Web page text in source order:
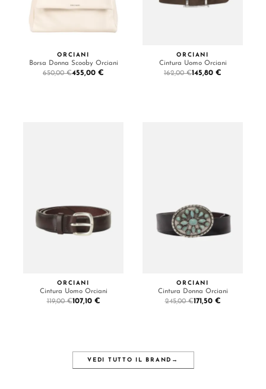
ORCIANI
Borsa Donna Scooby Orciani
650,00 €455,00 €
ORCIANI
Cintura Uomo Orciani
162,00 €145,80 €
ORCIANI
Cintura Uomo Orciani
119,00 €107,10 €
ORCIANI
Cintura Donna Orciani
245,00 €171,50 €
VEDI TUTTO IL BRAND →